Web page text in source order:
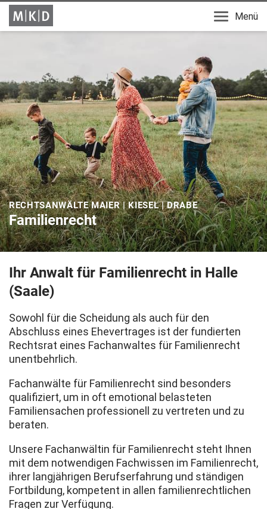
Menü
RECHTSANWÄLTE MAIER | KIESEL | DRABE
Familienrecht
Ihr Anwalt für Familienrecht in Halle
(Saale)
Sowohl für die Scheidung als auch für den
Abschluss eines Ehevertrages ist der fundierten
Rechtsrat eines Fachanwaltes für Familienrecht
unentbehrlich.
Fachanwälte für Familienrecht sind besonders
qualifiziert, um in oft emotional belasteten
Familiensachen professionell zu vertreten und zu
beraten.
Unsere Fachanwältin für Familienrecht steht Ihnen
mit dem notwendigen Fachwissen im Familienrecht,
ihrer langjährigen Berufserfahrung und ständigen
Fortbildung, kompetent in allen familienrechtlichen
Fragen zur Verfügung.